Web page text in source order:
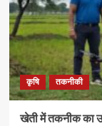
कृषि तकनीकी
खेती में तकनीक का